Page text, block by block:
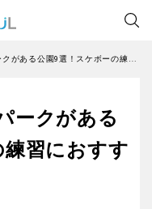
ピックアップ1000公園
バーベキュー
アップ1000公園
桜の名所
中部地方のスケートパークがある公園9選！スケボーの練習におすすめ！
ークがある
習におすす